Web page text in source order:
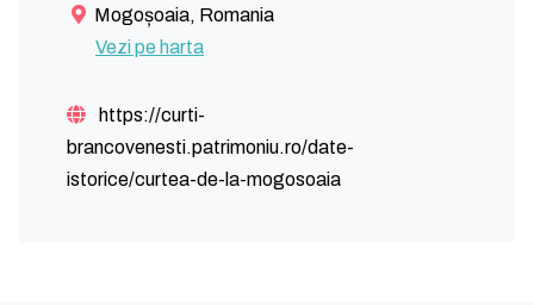
Mogoșoaia, Romania
Vezi pe harta
https://curti-
brancovenesti.patrimoniu.ro/date-
istorice/curtea-de-la-mogosoaia